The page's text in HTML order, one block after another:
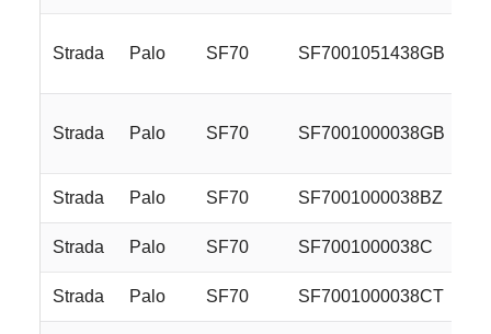
Strada Palo SF70 SF7001051438GB
Strada Palo SF70 SF7001000038GB
Strada Palo SF70 SF7001000038BZ
Strada Palo SF70 SF7001000038C
Strada Palo SF70 SF7001000038CT